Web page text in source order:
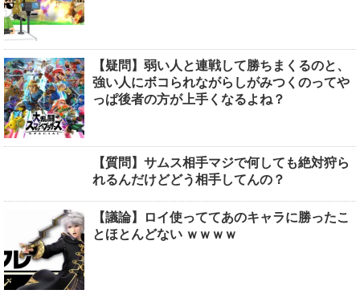
【疑問】弱い人と連戦して勝ちまくるのと、
強い人にボコられながらしがみつくのってや
っぱ後者の方が上手くなるよね？
【質問】サムス相手マジで何しても絶対狩ら
れるんだけどどう相手してんの？
【議論】ロイ使っててあのキャラに勝ったこ
とほとんどない ｗｗｗｗ